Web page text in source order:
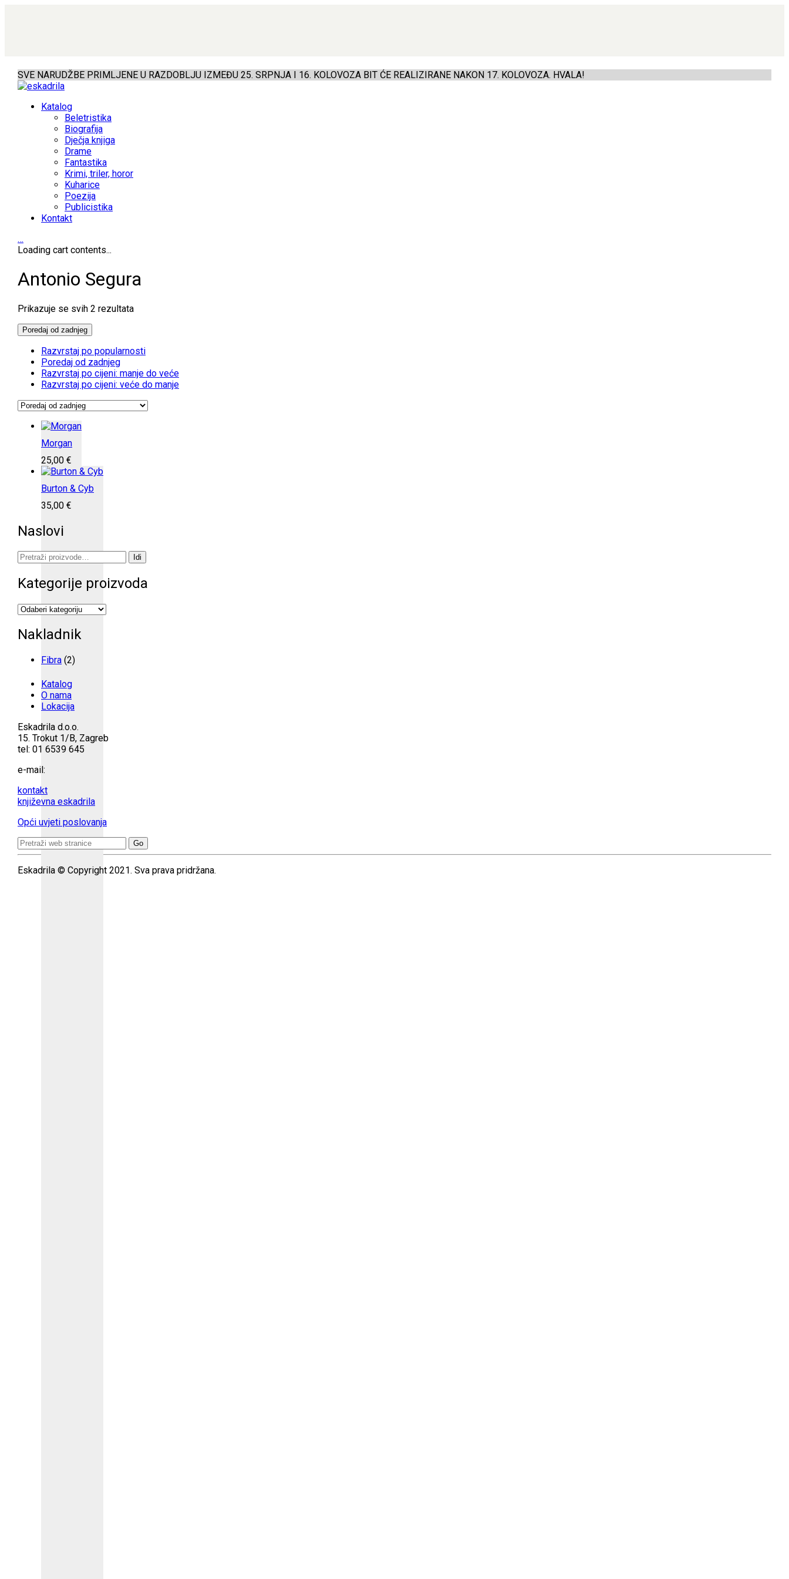
SVE NARUDŽBE PRIMLJENE U RAZDOBLJU IZMEĐU 25. SRPNJA I 16. KOLOVOZA BIT ĆE REALIZIRANE NAKON 17. KOLOVOZA. HVALA!
Katalog
Beletristika
Biografija
Dječja knjiga
Drame
Fantastika
Krimi, triler, horor
Kuharice
Poezija
Publicistika
Kontakt
…
Loading cart contents...
Antonio Segura
Prikazuje se svih 2 rezultataPoredano
Poredaj od zadnjeg
Razvrstaj po popularnosti
Poredaj od zadnjeg
Razvrstaj po cijeni: manje do veće
Razvrstaj po cijeni: veće do manje
Morgan
25,00 €
Burton & Cyb
35,00 €
Naslovi
Pretraži: Idi
Kategorije proizvoda
Nakladnik
Fibra (2)
Katalog
O nama
Lokacija
Eskadrila d.o.o.
15. Trokut 1/B, Zagreb
tel: 01 6539 645
e-mail:
kontakt
književna eskadrila
Opći uvjeti poslovanja
Search
for:
Eskadrila © Copyright 2021. Sva prava pridržana.